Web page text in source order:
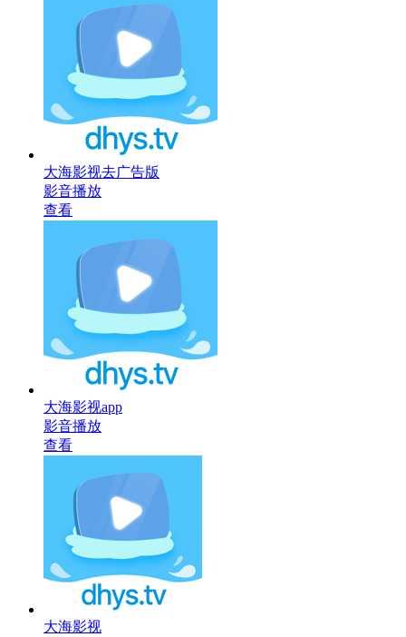
大海影视去广告版
影音播放
查看
大海影视app
影音播放
查看
大海影视